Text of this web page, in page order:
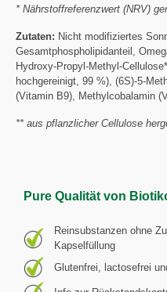
* Nährstoffreferenzwert (NRV)
Zutaten: Nicht modifiziertes
Gesamtphospholipidanteil,
Hydroxy-Propyl-Methyl-
hochgereinigt, 99 %), (6S)-5-
(Vitamin B9), Methylcobalamin
** aus pflanzlicher Cellulose
Pure Qualität von
Reinsubstanzen ohne
Kapselfüllung
Glutenfrei, lactosefrei